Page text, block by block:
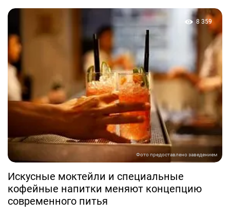
Фото предоставлено заведением
8 359
Искусные моктейли и специальные
кофейные напитки меняют концепцию
современного питья